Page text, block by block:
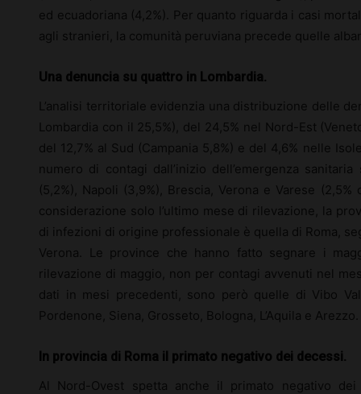
ed ecuadoriana (4,2%). Per quanto riguarda i casi
agli stranieri, la comunità peruviana precede quelle
Una denuncia su quattro in Lombardia.
L’analisi territoriale evidenzia una distribuzione delle
Lombardia con il 25,5%), del 24,5% nel Nord-Est
del 12,7% al Sud (Campania 5,8%) e del 4,6% nelle
numero di contagi dall’inizio dell’emergenza
(5,2%), Napoli (3,9%), Brescia, Verona e Varese
considerazione solo l’ultimo mese di rilevazione, la
di infezioni di origine professionale è quella di Roma,
Verona. Le province che hanno fatto segnare i
rilevazione di maggio, non per contagi avvenuti nel
dati in mesi precedenti, sono però quelle di Vibo
Pordenone, Siena, Grosseto, Bologna, L’Aquila e Arezzo.
In provincia di Roma il primato negativo dei decessi.
Al Nord-Ovest spetta anche il primato negativo